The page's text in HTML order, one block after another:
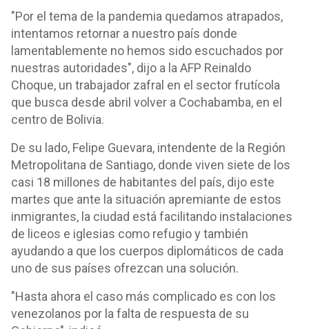
"Por el tema de la pandemia quedamos atrapados,
intentamos retornar a nuestro país donde
lamentablemente no hemos sido escuchados por
nuestras autoridades", dijo a la AFP Reinaldo
Choque, un trabajador zafral en el sector frutícola
que busca desde abril volver a Cochabamba, en el
centro de Bolivia.
De su lado, Felipe Guevara, intendente de la Región
Metropolitana de Santiago, donde viven siete de los
casi 18 millones de habitantes del país, dijo este
martes que ante la situación apremiante de estos
inmigrantes, la ciudad está facilitando instalaciones
de liceos e iglesias como refugio y también
ayudando a que los cuerpos diplomáticos de cada
uno de sus países ofrezcan una solución.
"Hasta ahora el caso más complicado es con los
venezolanos por la falta de respuesta de su